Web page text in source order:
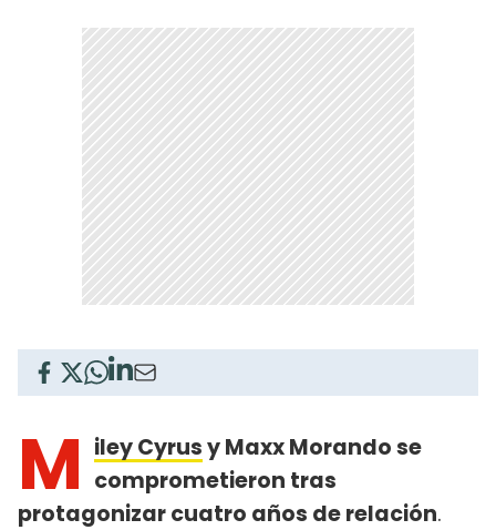
M iley Cyrusy Maxx Morando se
comprometieron tras
protagonizar cuatro años de relación.